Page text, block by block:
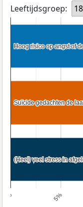
Leeftijdsgroep:
0% 5%
Hoog risico op angst of
Hoog risico op angst of
Suïcide gedachten de
Suïcide gedachten de
(Heel) veel stress in
(Heel) veel stress in